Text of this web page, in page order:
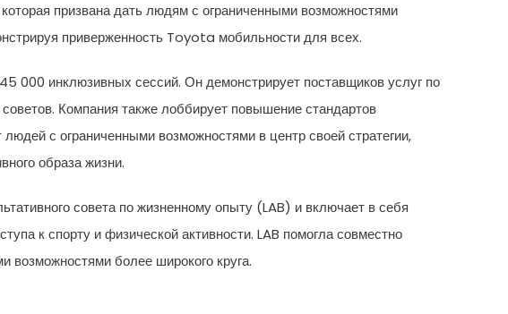
призвана дать людям с ограниченными возможностями
приверженность Toyota мобильности для всех.
000 инклюзивных сессий. Он демонстрирует поставщиков услуг по
Компания также лоббирует повышение стандартов
с ограниченными возможностями в центр своей стратегии,
образа жизни.
совета по жизненному опыту (LAB) и включает в себя
к спорту и физической активности. LAB помогла совместно
возможностями более широкого круга.